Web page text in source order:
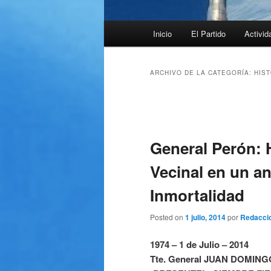
Inicio El Partido
ARCHIVO DE LA CATEGORÍA:
General Perón:
Vecinal en un
Inmortalidad
Posted on 1 julio, 2014por
1974 – 1 de Julio – 2014
Tte. General JUAN